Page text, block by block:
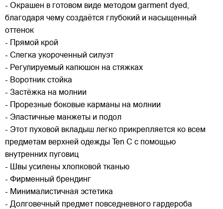
- Окрашен в готовом виде методом garment dyed,
благодаря чему создаётся глубокий и насыщенный
оттенок
- Прямой крой
- Слегка укороченный силуэт
- Регулируемый капюшон на стяжках
- Воротник стойка
- Застёжка на молнии
- Прорезные боковые карманы на молнии
- Эластичные манжеты и подол
- Этот пуховой вкладыш легко прикрепляется ко всем
предметам верхней одежды Ten C с помощью
внутренних пуговиц
- Швы усилены хлопковой тканью
- Фирменный брендинг
- Минималистичная эстетика
- Долговечный предмет повседневного гардероба